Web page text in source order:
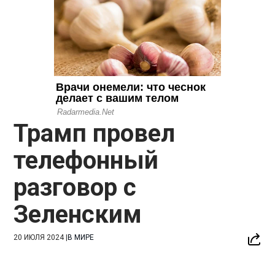
Трамп провел
телефонный
разговор с
Зеленским
20 ИЮЛЯ 2024|В МИРЕ